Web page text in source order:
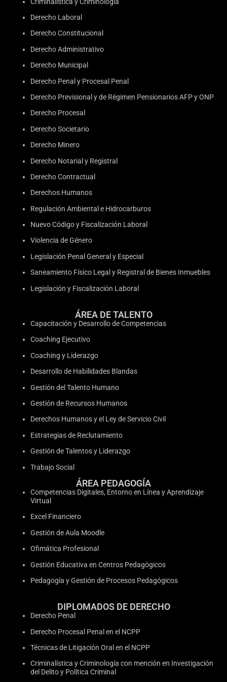
Derecho Laboral
Derecho Constitucional
Derecho Administrativo
Derecho Municipal
Derecho Penal y Procesal Penal
Derecho Previsional y de Régimen Pensionarios AFP y ONP
Derecho Procesal
Derecho Societario
Derecho Minero
Derecho Notarial y Registral
Derecho Contractual
Derechos Humanos
Regulación Ambiental e Hidrocarburos
Nuevo Código y Fiscalización Laboral
Violencia de Género
Legislación Penal General y Especial
Saneamiento Físico Legal y Registral de Bienes Inmuebles
Legislación y Fiscalización Laboral
ÁREA DE TALENTO
Capacitación y Desarrollo de Competencias
Coaching Ejecutivo
Coaching y Liderazgo
Desarrollo de Habilidades Blandas
Gestión del Talento Humano
Gestión de Recursos Humanos
Derechos Humanos y el Ley de Servicio Civil
Estrategias de Reclutamiento
Gestión de Talentos y Liderazgo
Trabajo Social
ÁREA PEDAGOGÍA
Competencias Digitales, Entorno en Línea y Aprendizaje
Virtual
Excel Financiero
Gestión de Aula Moodle
Ofimática Profesional
Gestión Educativa en Centros Pedagógicos
Pedagogía y Gestión de Procesos Pedagógicos
DIPLOMADOS DE DERECHO
Derecho Penal
Derecho Procesal Penal en el NCPP
Técnicas de Litigación Oral en el NCPP
Criminalística y Criminología con mención en Investigación
del Delito y Política Criminal